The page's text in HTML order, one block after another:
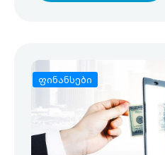
ფინანსები